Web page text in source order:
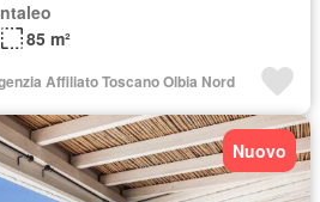
85 m²
Affiliato Toscano Olbia Nord
Nuovo